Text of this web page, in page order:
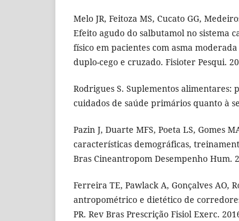
Melo JR, Feitoza MS, Cucato GG,
Efeito agudo do salbutamol no sistema
físico em pacientes com asma
duplo-cego e cruzado. Fisioter Pesqui.
Rodrigues S. Suplementos alimentares:
cuidados de saúde primários quanto à
Pazin J, Duarte MFS, Poeta LS, Gomes
características demográficas,
Bras Cineantropom Desempenho Hum.
Ferreira TE, Pawlack A, Gonçalves AO,
antropométrico e dietético de
PR. Rev Bras Prescrição Fisiol Exerc.